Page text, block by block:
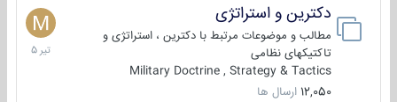
دکترین و استراتژی
مطالب و موضوعات مرتبط با دکترین ، استراتژی و
تاکتیکهای نظامی
Military Doctrine , Strategy & Tactics
12,050 ارسال ها
27
تیر
1405